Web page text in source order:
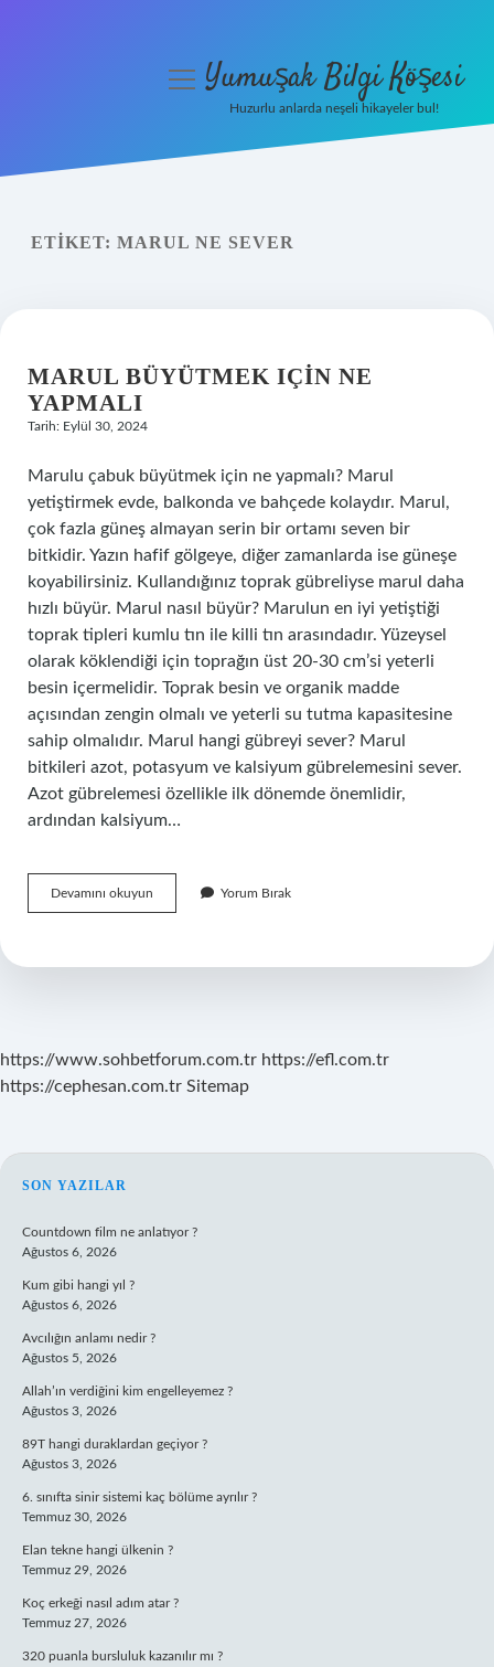
Yasal Uyarı
menüyüYumuşak Bilgi Köşesi
Huzurlu anlarda neşeli hikayeler bul!
ETIKET: MARUL NE SEVER
MARUL BÜYÜTMEK IÇIN NE
YAPMALI
Tarih: Eylül 30, 2024
Marulu çabuk büyütmek için ne yapmalı? Marul
yetiştirmek evde, balkonda ve bahçede kolaydır. Marul,
çok fazla güneş almayan serin bir ortamı seven bir
bitkidir. Yazın hafif gölgeye, diğer zamanlarda ise güneşe
koyabilirsiniz. Kullandığınız toprak gübreliyse marul daha
hızlı büyür. Marul nasıl büyür? Marulun en iyi yetiştiği
toprak tipleri kumlu tın ile killi tın arasındadır. Yüzeysel
olarak köklendiği için toprağın üst 20-30 cm’si yeterli
besin içermelidir. Toprak besin ve organik madde
açısından zengin olmalı ve yeterli su tutma kapasitesine
sahip olmalıdır. Marul hangi gübreyi sever? Marul
bitkileri azot, potasyum ve kalsiyum gübrelemesini sever.
Azot gübrelemesi özellikle ilk dönemde önemlidir,
ardından kalsiyum…
Devamını okuyun
Büyütmek
Yapmalı
Yorum Bırak
https://www.sohbetforum.com.tr https://efl.com.tr
https://cephesan.com.tr Sitemap
SIDEBAR
SON YAZILAR
Countdown film ne anlatıyor ?
Ağustos 6, 2026
Kum gibi hangi yıl ?
Ağustos 6, 2026
Avcılığın anlamı nedir ?
Ağustos 5, 2026
Allah’ın verdiğini kim engelleyemez ?
Ağustos 3, 2026
89T hangi duraklardan geçiyor ?
Ağustos 3, 2026
6. sınıfta sinir sistemi kaç bölüme ayrılır ?
Temmuz 30, 2026
Elan tekne hangi ülkenin ?
Temmuz 29, 2026
Koç erkeği nasıl adım atar ?
Temmuz 27, 2026
320 puanla bursluluk kazanılır mı ?